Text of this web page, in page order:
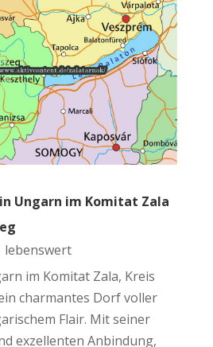
Ungarn im Komitat Zala
lebenswert
im Komitat Zala, Kreis
charmantes Dorf voller
Flair. Mit seiner
exzellenten Anbindung,